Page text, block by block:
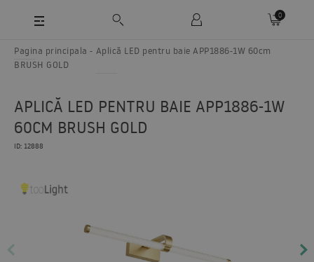
0
Pagina principala
Aplică LED pentru baie APP1886-1W 60cm
BRUSH GOLD
APLICĂ LED PENTRU BAIE APP1886-1W
60CM BRUSH GOLD
ID: 12888